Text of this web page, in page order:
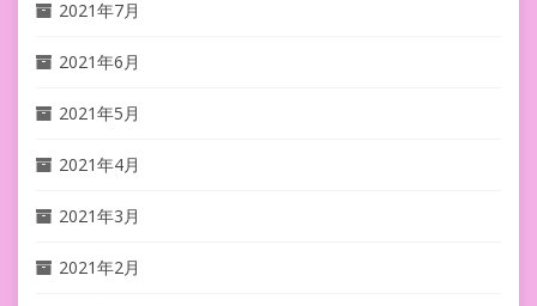
2021年7月
2021年6月
2021年5月
2021年4月
2021年3月
2021年2月